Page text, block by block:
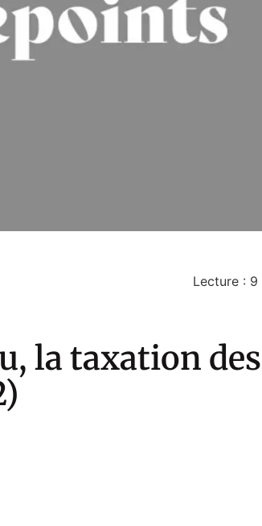
Lecture : 9
la taxation des